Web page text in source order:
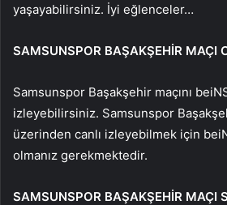
yaşayabilirsiniz. İyi eğlenceler…
SAMSUNSPOR BAŞAKŞEHİR MAÇI
Samsunspor Başakşehir maçını
izleyebilirsiniz. Samsunspor
üzerinden canlı izleyebilmek için
olmanız gerekmektedir.
SAMSUNSPOR BAŞAKŞEHİR MAÇI